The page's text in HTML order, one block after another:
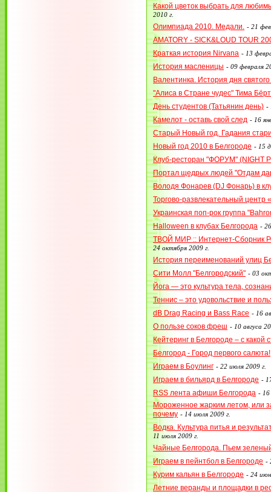
Какой цветок выбрать для
2010 г.
Олимпиада 2010. Медали. - 21
AMATORY - SICK&LOUD TOUR
Краткая история Nirvana - 13
История масленицы - 09 февраля
Валентинка. История дня
"Алиса в Стране чудес" Тима
День студентов (Татьянин день) -
Камелот - оставь свой след - 16
Старый Новый год. Гадания
Новый год 2010 в Белгороде - 15
Клуб-ресторан "ФОРУМ" (NIGHT
Портал щедрых людей "Отдам
Володя Фонарев (DJ Фонарь) в
Торгово-развлекательный центр
Украинская поп-рок группа
Halloween в клубах Белгорода -
ТВОЙ МИР :: Интернет-Сборник
24 октября 2009 г.
История переименований улиц
Сити Молл "Белгородский" - 03
Йога — это культура тела,
Теннис – это удовольствие и
dB Drag Racing и Bass Race - 16
О пользе соков фреш - 10 авгуса
Кейтеринг в Белгороде – с какой
Белгород - Город первого салюта!
Играем в Боулинг - 22 июля 2009 г.
Играем в бильярд в Белгороде -
RSS лента афиши Белгорода -
Мороженное жарким летом, или
почему - 14 июля 2009 г.
Водка. Культура питья и
11 июля 2009 г.
Чайные Белгорода. Пьем
Играем в пейнтбол в Белгороде -
Курим кальян в Белгороде - 24
Летние веранды и площадки в